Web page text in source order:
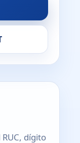
dígito